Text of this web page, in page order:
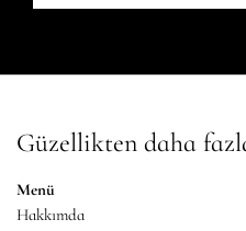
Güzellikten daha
Menü
Hakkımda